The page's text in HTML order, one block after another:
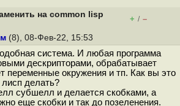
на common lisp
+ / –
(8), 08-Фев-22, 15:53
система. И любая программа
дескрипторами, обрабатывает
переменные окружения и тп. Как вы это
делать?
субшелл и делается скобками, а
еще скобки и так до позеленения.